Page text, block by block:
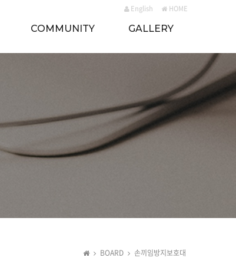
English HOME
COMMUNITY GALLERY
BOARD 손끼임방지보호대